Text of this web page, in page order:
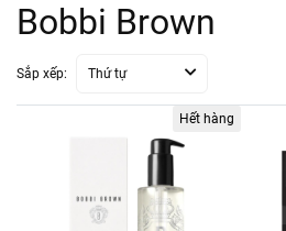
Bobbi Brown
Sắp xếp: Thứ tự
Hết hàng